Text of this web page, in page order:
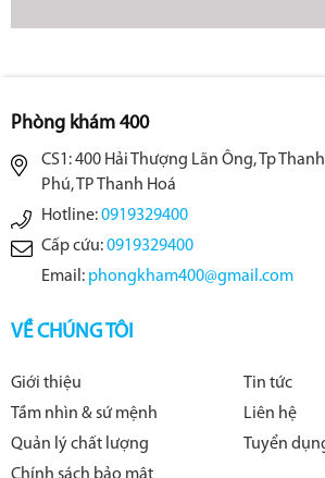
Phòng khám 400
CS1: 400 Hải Thượng Lãn Ông, Tp
Phú, TP Thanh Hoá
Hotline:0919329400
Cấp cứu:0919329400
Email: phongkham400@gmail.com
VỀ CHÚNG TÔI
Giới thiệu
Tin tức
Tầm nhìn & sứ mệnh
Liên hệ
Quản lý chất lượng
Tuyển